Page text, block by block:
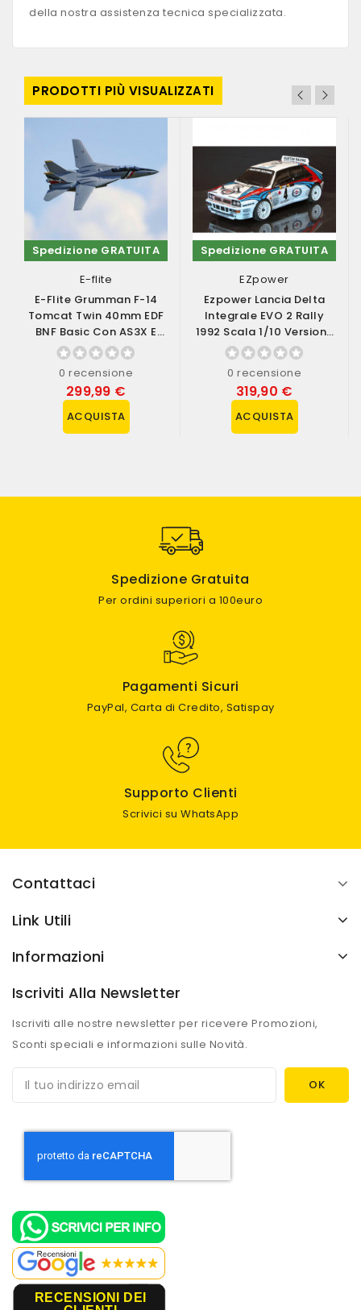
della nostra assistenza tecnica specializzata.
PRODOTTI PIÙ VISUALIZZATI
Spedizione GRATUITA
E-flite
E-Flite Grumman F-14
Tomcat Twin 40mm EDF
BNF Basic Con AS3X E
SAFE Select...
0 recensione
299,99 €
ACQUISTA
Spedizione GRATUITA
EZpower
Ezpower Lancia Delta
Integrale EVO 2 Rally
1992 Scala 1/10 Versione
RTR (art....
0 recensione
319,90 €
ACQUISTA
Spedizione Gratuita
Per ordini superiori a 100euro
Pagamenti Sicuri
PayPal, Carta di Credito, Satispay
Supporto Clienti
Scrivici su WhatsApp
Contattaci
Link Utili
Informazioni
Iscriviti Alla Newsletter
Iscriviti alle nostre newsletter per ricevere Promozioni,
Sconti speciali e informazioni sulle Novità.
RECENSIONI DEI